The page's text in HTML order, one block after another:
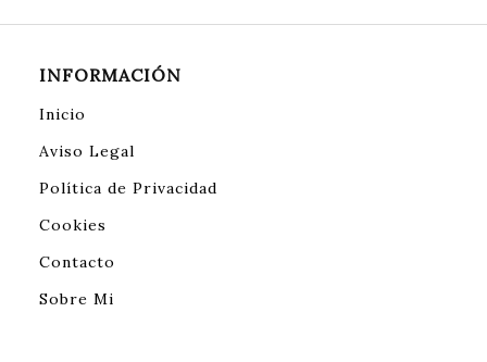
INFORMACIÓN
Inicio
Aviso Legal
Política de Privacidad
Cookies
Contacto
Sobre Mi